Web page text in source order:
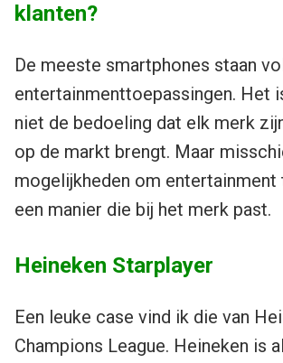
klanten?
De meeste smartphones staan
entertainmenttoepassingen. Het
niet de bedoeling dat elk merk
op de markt brengt. Maar
mogelijkheden om entertainment
een manier die bij het merk past.
Heineken Starplayer
Een leuke case vind ik die van
Champions League. Heineken is